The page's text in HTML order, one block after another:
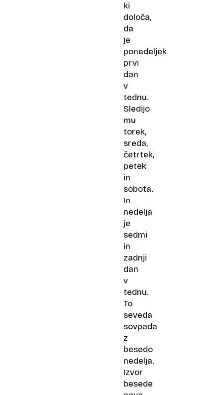
ki
določa,
da
je
ponedeljek
prvi
dan
v
tednu.
Sledijo
mu
torek,
sreda,
četrtek,
petek
in
sobota.
In
nedelja
je
sedmi
in
zadnji
dan
v
tednu.
To
seveda
sovpada
z
besedo
nedelja.
Izvor
besede